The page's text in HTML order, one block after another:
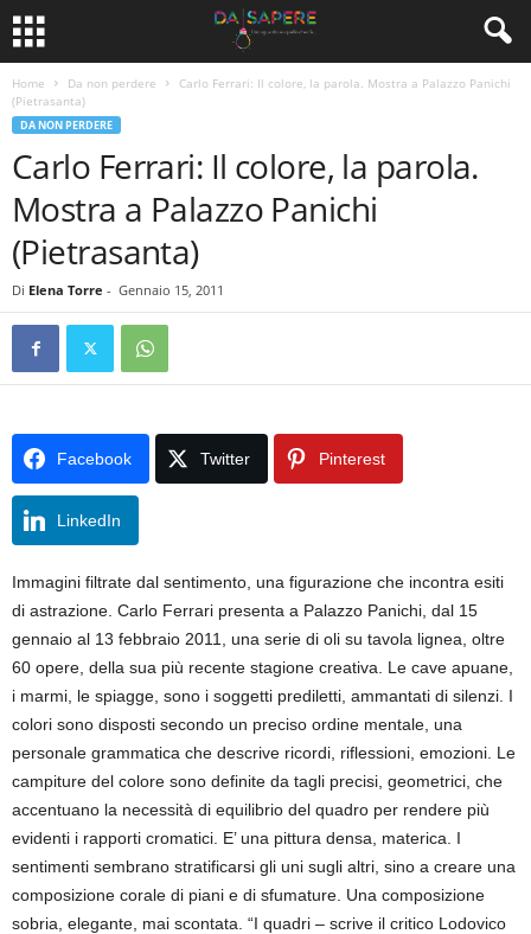
Home Da non perdere
Carlo Ferrari: Il colore, la parola. Mostra a Palazzo Panichi
(Pietrasanta)
DA NON PERDERE
Carlo Ferrari: Il colore, la parola.
Mostra a Palazzo Panichi
(Pietrasanta)
Di Elena Torre - Gennaio 15, 2011
Facebook Twitter Pinterest
LinkedIn
Immagini filtrate dal sentimento, una figurazione che incontra esiti
di astrazione. Carlo Ferrari presenta a Palazzo Panichi, dal 15
gennaio al 13 febbraio 2011, una serie di oli su tavola lignea, oltre
60 opere, della sua più recente stagione creativa. Le cave apuane,
i marmi, le spiagge, sono i soggetti prediletti, ammantati di silenzi. I
colori sono disposti secondo un preciso ordine mentale, una
personale grammatica che descrive ricordi, riflessioni, emozioni. Le
campiture del colore sono definite da tagli precisi, geometrici, che
accentuano la necessità di equilibrio del quadro per rendere più
evidenti i rapporti cromatici. E’ una pittura densa, materica. I
sentimenti sembrano stratificarsi gli uni sugli altri, sino a creare una
composizione corale di piani e di sfumature. Una composizione
sobria, elegante, mai scontata. “I quadri – scrive il critico Lodovico